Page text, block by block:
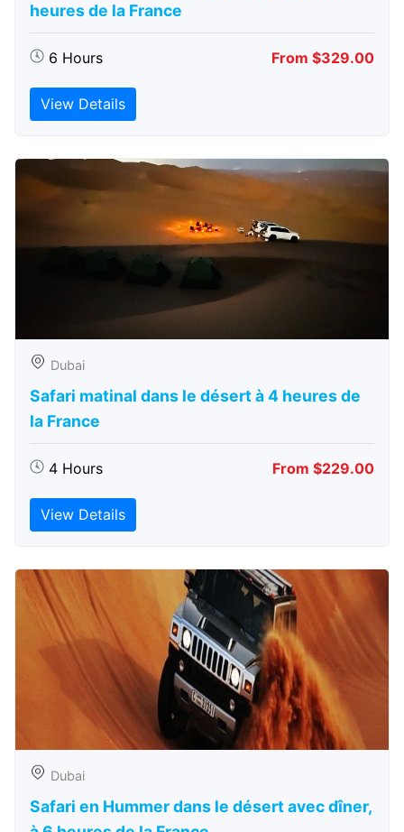
heures de la France
6 Hours From $329.00
View Details
Dubai
Safari matinal dans le désert à 4 heures de
la France
4 Hours From $229.00
View Details
Dubai
Safari en Hummer dans le désert avec dîner,